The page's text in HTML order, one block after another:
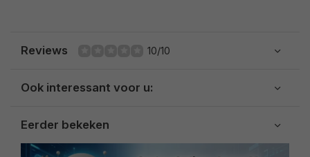
Reviews 10/10
Ook interessant voor u:
Eerder bekeken